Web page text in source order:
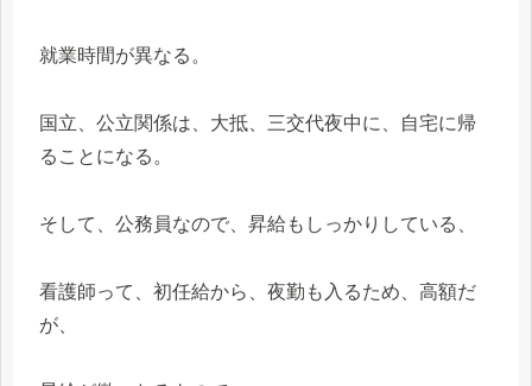
就業時間が異なる。
国立、公立関係は、大抵、三交代夜中に、自宅に帰
ることになる。
そして、公務員なので、昇給もしっかりしている、
看護師って、初任給から、夜勤も入るため、高額だ
が、